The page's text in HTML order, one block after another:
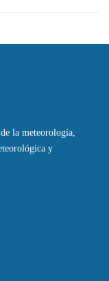
la meteorología,
y